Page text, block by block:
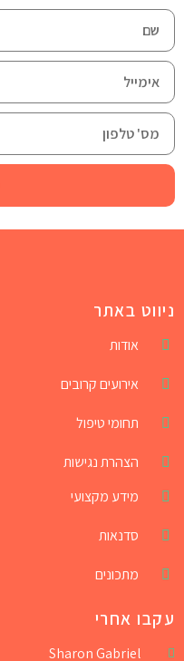
ניווט באתר
אודות
אירועים קרובים
תחומי טיפול
הצהרת נגישות
מידע מקצועי
סדנאות
מתכונים
עקבו אחרי
Sharon Gabriel